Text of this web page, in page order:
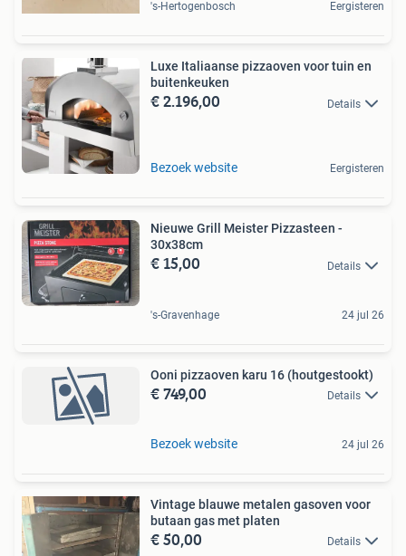
's-Hertogenbosch Eergisteren
Luxe Italiaanse pizzaoven voor tuin en
buitenkeuken
€ 2.196,00 Details
Bezoek website Eergisteren
Nieuwe Grill Meister Pizzasteen -
30x38cm
€ 15,00 Details
's-Gravenhage 24 jul 26
Ooni pizzaoven karu 16 (houtgestookt)
€ 749,00 Details
Bezoek website 24 jul 26
Vintage blauwe metalen gasoven voor
butaan gas met platen
€ 50,00 Details